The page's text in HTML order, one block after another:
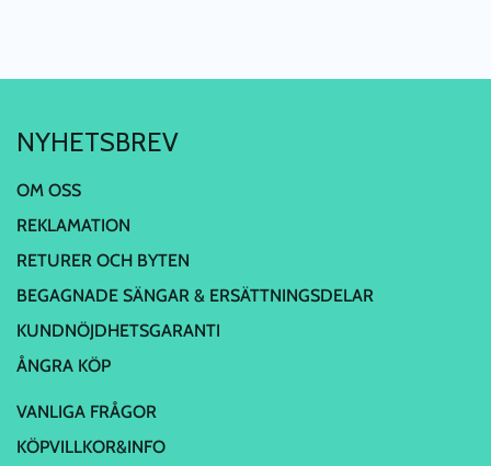
NYHETSBREV
OM OSS
REKLAMATION
RETURER OCH BYTEN
BEGAGNADE SÄNGAR & ERSÄTTNINGSDELAR
KUNDNÖJDHETSGARANTI
ÅNGRA KÖP
VANLIGA FRÅGOR
KÖPVILLKOR&INFO